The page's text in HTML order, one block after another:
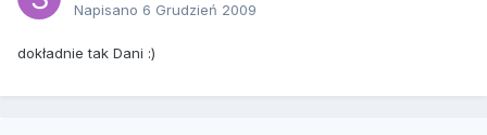
Napisano 6 Grudzień 2009
dokładnie tak Dani :)